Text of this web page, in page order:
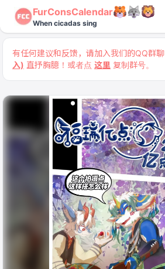
FurConsCalendar
When cicadas sing
有任何建议和反馈，请加入我们的QQ群聊
入) 直抒胸臆！或者点 这里 复制群号。